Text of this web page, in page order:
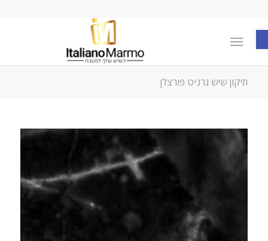
פתח סרגל נגישות
תיקון שיש גרניט פורצלן